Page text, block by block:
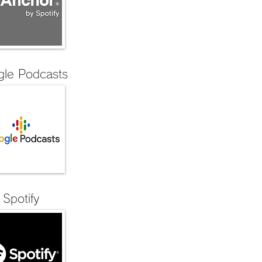
Podcasts
Spotify